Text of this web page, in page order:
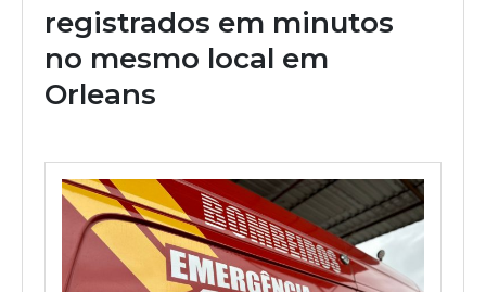
registrados em minutos
no mesmo local em
Orleans